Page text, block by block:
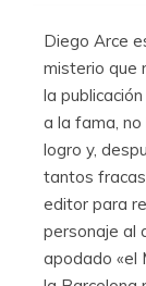
Diego Arce
misterio que
la
a la fama, no
logro y,
tantos
editor para
personaje al
apodado «el